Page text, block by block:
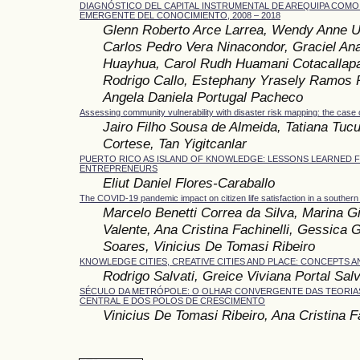
DIAGNÓSTICO DEL CAPITAL INSTRUMENTAL DE AREQUIPA
EMERGENTE DEL CONOCIMIENTO, 2008 – 2018
Glenn Roberto Arce Larrea, Wendy Anne
Carlos Pedro Vera Ninacondor, Graciel
Huayhua, Carol Rudh Huamani
Rodrigo Callo, Estephany Yrasely Ramos
Angela Daniela Portugal Pacheco
Assessing community vulnerability with disaster risk mapping: the case
Jairo Filho Sousa de Almeida, Tatiana
Cortese, Tan Yigitcanlar
PUERTO RICO AS ISLAND OF KNOWLEDGE: LESSONS LEARNED
ENTREPRENEURS
Eliut Daniel Flores-Caraballo
The COVID-19 pandemic impact on citizen life satisfaction in a
Marcelo Benetti Correa da Silva, Marina
Valente, Ana Cristina Fachinelli, Gessica
Soares, Vinicius De Tomasi Ribeiro
KNOWLEDGE CITIES, CREATIVE CITIES AND PLACE: CONCEPTS
Rodrigo Salvati, Greice Viviana Portal
SÉCULO DA METRÓPOLE: O OLHAR CONVERGENTE DAS
CENTRAL E DOS POLOS DE CRESCIMENTO
Vinicius De Tomasi Ribeiro, Ana Cristina